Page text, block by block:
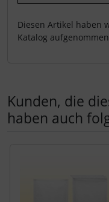
Diesen Artikel haben
Katalog
Kunden, die
haben auch